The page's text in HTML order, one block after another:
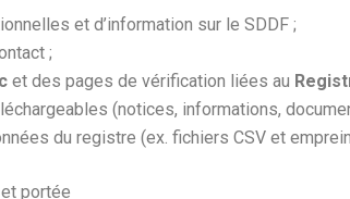
et d’information sur le SDDF ;
;
et des pages de vérification liées au
(notices, informations,
du registre (ex. fichiers CSV et
portée